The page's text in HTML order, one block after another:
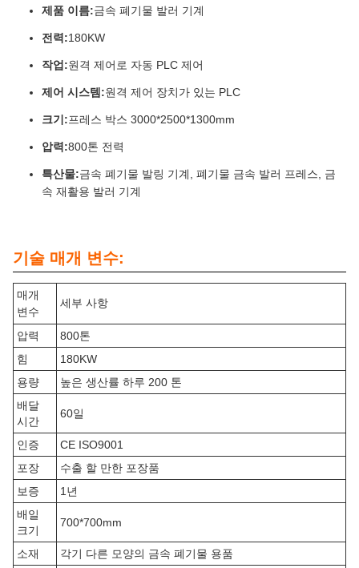
제품 이름:금속 폐기물 발러 기계
전력:180KW
작업:원격 제어로 자동 PLC 제어
제어 시스템:원격 제어 장치가 있는 PLC
크기:프레스 박스 3000*2500*1300mm
압력:800톤 전력
특산물:금속 폐기물 발링 기계, 폐기물 금속 발러 프레스, 금
속 재활용 발러 기계
기술 매개 변수:
매개
변수
세부 사항
압력
800톤
힘
180KW
용량
높은 생산률 하루 200 톤
배달
시간
60일
인증
CE ISO9001
포장
수출 할 만한 포장품
보증
1년
배일
크기
700*700mm
소재
각기 다른 모양의 금속 폐기물 용품